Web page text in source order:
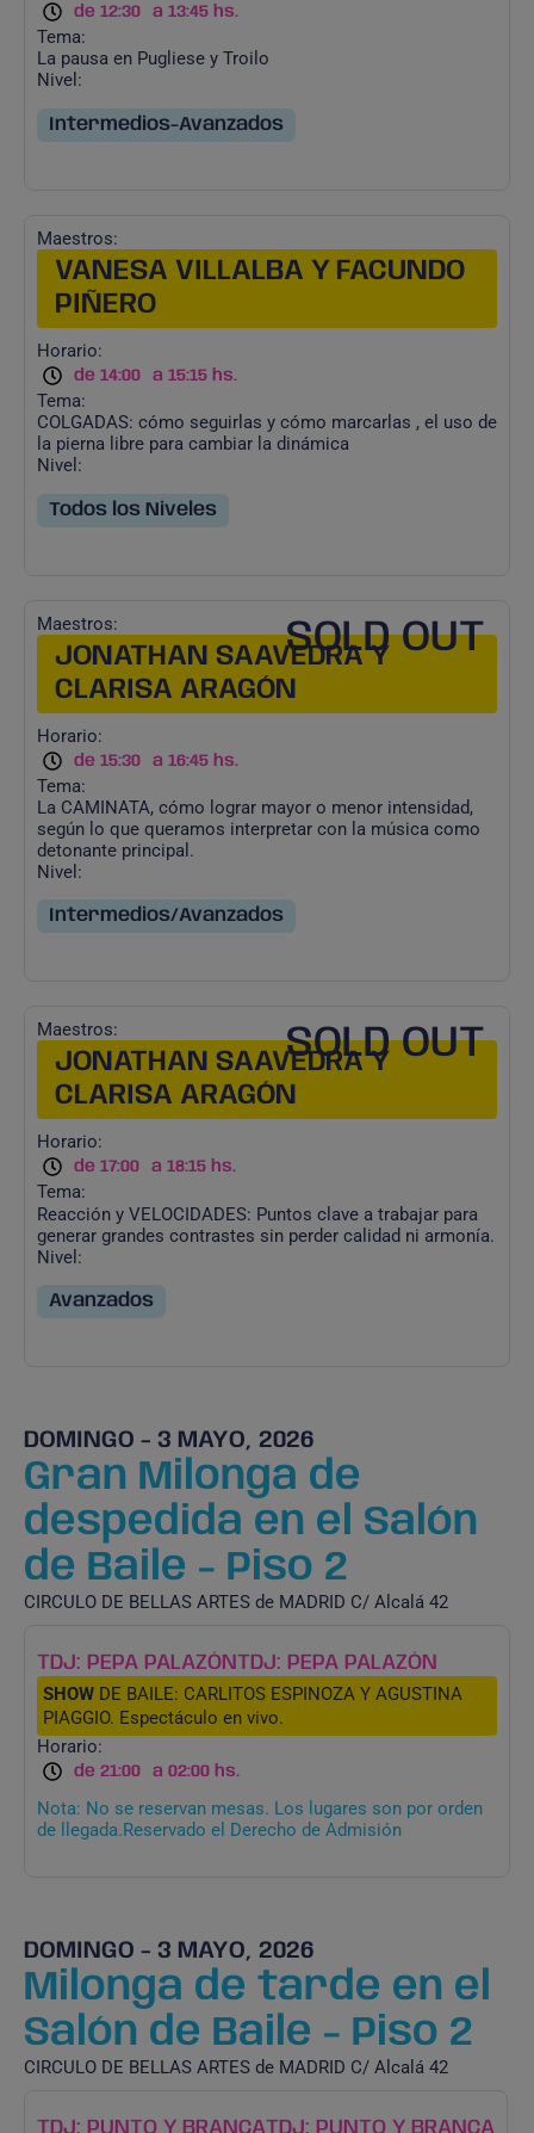
de 12:30 a 13:45 hs.
Tema:
La pausa en Pugliese y Troilo
Nivel:
Intermedios-Avanzados
Maestros:
VANESA VILLALBA Y FACUNDO
PIÑERO
Horario:
de 14:00 a 15:15 hs.
Tema:
COLGADAS: cómo seguirlas y cómo marcarlas , el uso de
la pierna libre para cambiar la dinámica
Nivel:
Todos los Niveles
SOLD OUT
Maestros:
JONATHAN SAAVEDRA Y
CLARISA ARAGÓN
Horario:
de 15:30 a 16:45 hs.
Tema:
La CAMINATA, cómo lograr mayor o menor intensidad,
según lo que queramos interpretar con la música como
detonante principal.
Nivel:
Intermedios/Avanzados
SOLD OUT
Maestros:
JONATHAN SAAVEDRA Y
CLARISA ARAGÓN
Horario:
de 17:00 a 18:15 hs.
Tema:
Reacción y VELOCIDADES: Puntos clave a trabajar para
generar grandes contrastes sin perder calidad ni armonía.
Nivel:
Avanzados
DOMINGO - 3 MAYO, 2026
Gran Milonga de
despedida en el Salón
de Baile - Piso 2
CIRCULO DE BELLAS ARTES de MADRID C/ Alcalá 42
TDJ: PEPA PALAZÓNTDJ: PEPA PALAZÓN
SHOW DE BAILE: CARLITOS ESPINOZA Y AGUSTINA
PIAGGIO. Espectáculo en vivo.
Horario:
de 21:00 a 02:00 hs.
Nota: No se reservan mesas. Los lugares son por orden
de llegada.Reservado el Derecho de Admisión
DOMINGO - 3 MAYO, 2026
Milonga de tarde en el
Salón de Baile - Piso 2
CIRCULO DE BELLAS ARTES de MADRID C/ Alcalá 42
TDJ: PUNTO Y BRANCATDJ: PUNTO Y BRANCA